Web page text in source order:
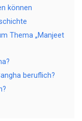
können
Thema „Manjeet
beruflich?